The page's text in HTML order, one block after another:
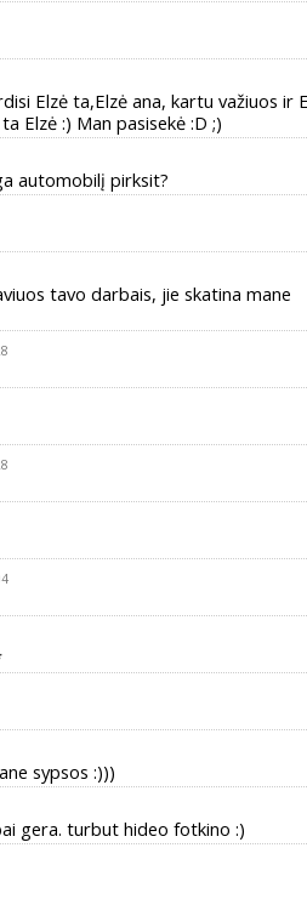
Elzė ta,Elzė ana, kartu važiuos ir
Elzė :) Man pasisekė :D ;)
automobilį pirksit?
tavo darbais, jie skatina mane
sypsos :)))
gera. turbut hideo fotkino :)